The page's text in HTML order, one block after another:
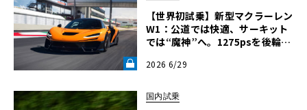
【世界初試乗】新型マクラーレン
W1：公道では快適、サーキット
では“魔神”へ。1275psを後輪で
VOLANT LAB》
2026 6/29
国内試乗